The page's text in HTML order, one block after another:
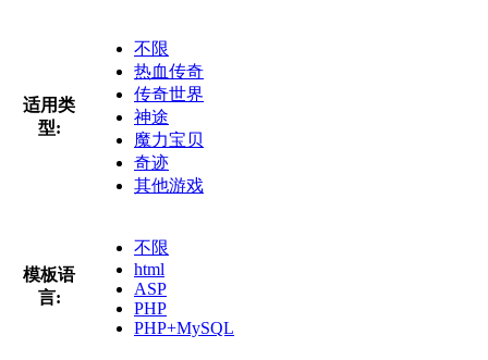
适用类
型:
不限
热血传奇
传奇世界
神途
魔力宝贝
奇迹
其他游戏
模板语
言:
不限
html
ASP
PHP
PHP+MySQL